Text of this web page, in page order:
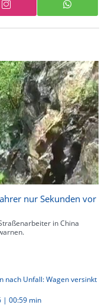
nur Sekunden vor
in China
nach Unfall: Wagen versinkt
| 00:59 min